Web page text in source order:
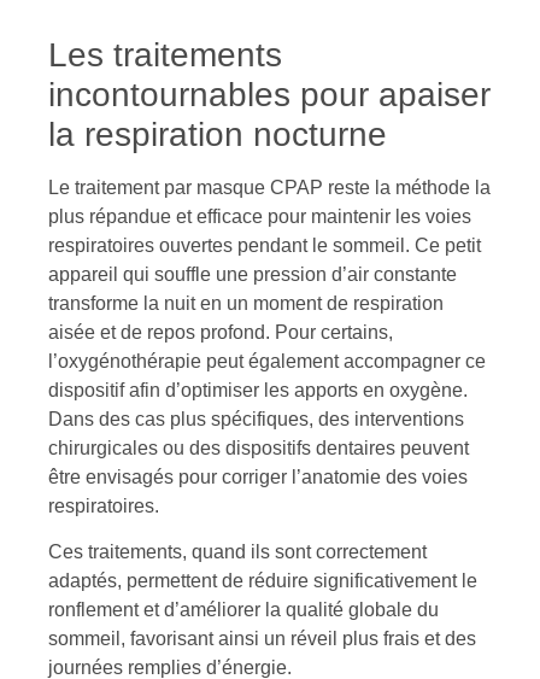
Les traitements
incontournables pour apaiser
la respiration nocturne
Le traitement par masque CPAP reste la méthode la
plus répandue et efficace pour maintenir les voies
respiratoires ouvertes pendant le sommeil. Ce petit
appareil qui souffle une pression d’air constante
transforme la nuit en un moment de respiration
aisée et de repos profond. Pour certains,
l’oxygénothérapie peut également accompagner ce
dispositif afin d’optimiser les apports en oxygène.
Dans des cas plus spécifiques, des interventions
chirurgicales ou des dispositifs dentaires peuvent
être envisagés pour corriger l’anatomie des voies
respiratoires.
Ces traitements, quand ils sont correctement
adaptés, permettent de réduire significativement le
ronflement et d’améliorer la qualité globale du
sommeil, favorisant ainsi un réveil plus frais et des
journées remplies d’énergie.